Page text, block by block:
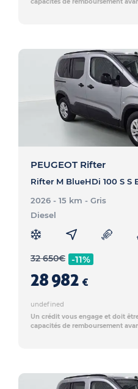
PEUGEOT Rifter
2026 - 15 km - Gris
Diesel
32 650€ -11%
28 982 €
undefined
Un crédit vous engage et doit
capacités de remboursement